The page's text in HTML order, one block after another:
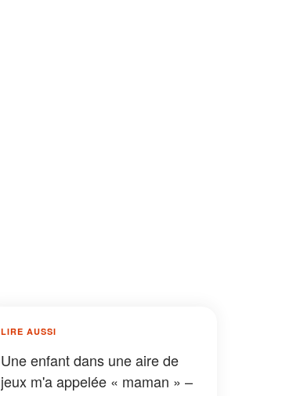
LIRE AUSSI
Une enfant dans une aire de
jeux m'a appelée « maman » –